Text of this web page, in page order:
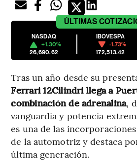
ÚLTIMAS
NASDAQ
+1.30%
26,690.62
IBOVESPA
-1.73%
172,513.42
Tras un año desde su
Ferrari 12Cilindri llega a
combinación de adrenalina,
vanguardia y potencia
es una de las
de la automotriz y destaca
última generación.